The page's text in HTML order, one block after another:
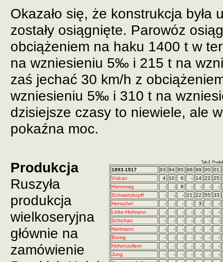
Okazało się, że konstrukcja była
zostały osiągnięte. Parowóz
obciążeniem na haku 1400 t w
na wzniesieniu 5‰ i 215 t na
zaś jechać 30 km/h z
wzniesieniu 5‰ i 310 t na
dzisiejsze czasy to niewiele, ale
pokaźna moc.
Tab.2.
1893-1917 93 94 95 98 99 00 01
Vulcan
4 10 6 - 14 22
25
Hanomag
- - 8 - - -
-
Schwartzkopff
- - - 21 22 55 33
Henschel
- - - - 3 -
-
Linke-Hofmann
- - - - - - -
Schichau
- - - - - -
-
Hartmann
- - - - - -
-
Borsig
- - - - - -
-
Hohenzollern
- - - - - -
-
Jung
- - - - - -
-
Produkcja
Ruszyła
produkcja
wielkoseryjna
głównie na
zamówienie